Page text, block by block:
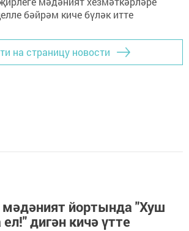
на страницу новости
йортында "Хуш
дигән кичә үтте